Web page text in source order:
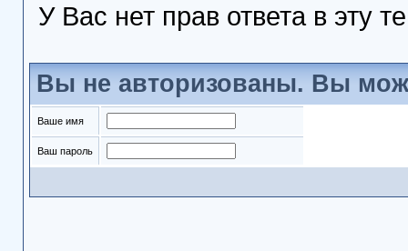
У Вас нет прав ответа в эту
Вы не авторизованы. Вы
Ваше имя
Ваш пароль